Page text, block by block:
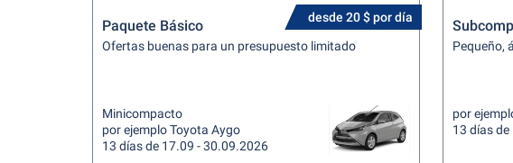
desde 20 $ por día
Paquete Básico
Ofertas buenas para un presupuesto limitado
Minicompacto
por ejemplo Toyota Aygo
13 días de 17.09 - 30.09.2026
Pequeño,
por
13 días